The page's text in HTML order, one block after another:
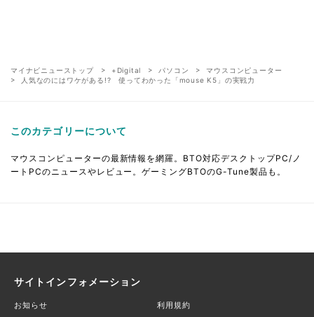
マイナビニューストップ +Digital パソコン
マウスコンピューター
人気なのにはワケがある!? 使ってわかった「mouse K5」の実戦力
このカテゴリーについて
マウスコンピューターの最新情報を網羅。BTO対応デスクトップPC/ノ
ートPCのニュースやレビュー。ゲーミングBTOのG-Tune製品も。
サイトインフォメーション
お知らせ 利用規約